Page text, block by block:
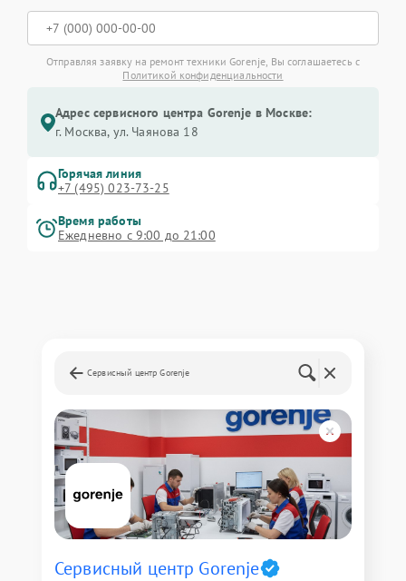
Отправляя заявку на ремонт техники Gorenje, Вы соглашаетесь с
Политикой конфиденциальности
Адрес сервисного центра Gorenje в Москве:
г. Москва, ул. Чаянова 18
Горячая линия
+7 (495) 023-73-25
Время работы
Ежедневно с 9:00 до 21:00
Сервисный центр Gorenje
Сервисный центр Gorenje